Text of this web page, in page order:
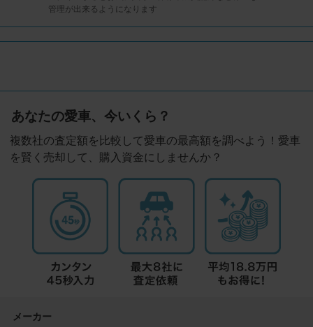
管理が出来るようになります
あなたの愛車、今いくら？
複数社の査定額を比較して愛車の最高額を調べよう！愛車
を賢く売却して、購入資金にしませんか？
メーカー